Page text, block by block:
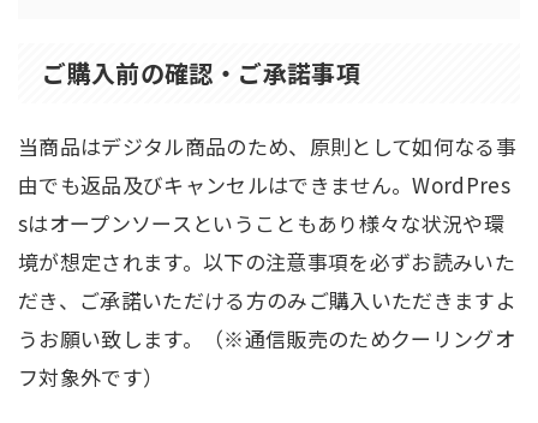
ご購入前の確認・ご承諾事項
当商品はデジタル商品のため、原則として如何なる事
由でも返品及びキャンセルはできません。WordPres
sはオープンソースということもあり様々な状況や環
境が想定されます。以下の注意事項を必ずお読みいた
だき、ご承諾いただける方のみご購入いただきますよ
うお願い致します。（※通信販売のためクーリングオ
フ対象外です）